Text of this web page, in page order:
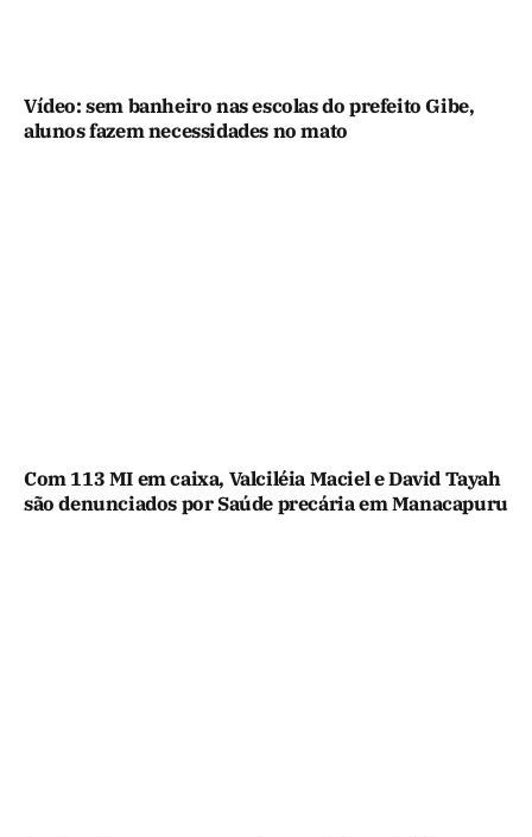
Vídeo: sem banheiro nas escolas do prefeito Gibe,
alunos fazem necessidades no mato
Com 113 MI em caixa, Valciléia Maciel e David Tayah
são denunciados por Saúde precária em Manacapuru